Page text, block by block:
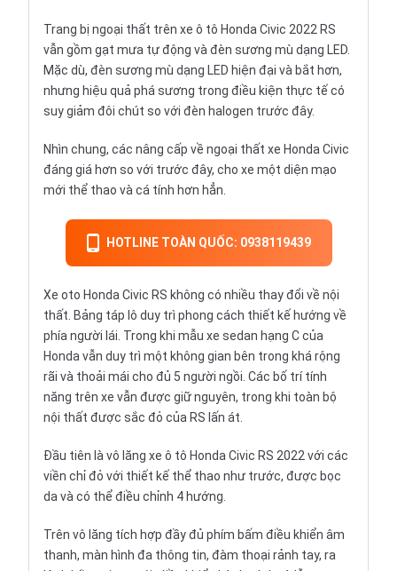
Trang bị ngoại thất trên xe ô tô Honda Civic 2022 RS
vẫn gồm gạt mưa tự động và đèn sương mù dạng LED.
Mặc dù, đèn sương mù dạng LED hiện đại và bắt hơn,
nhưng hiệu quả phá sương trong điều kiện thực tế có
suy giảm đôi chút so với đèn halogen trước đây.
Nhìn chung, các nâng cấp về ngoại thất xe Honda Civic
đáng giá hơn so với trước đây, cho xe một diện mạo
mới thể thao và cá tính hơn hẳn.
HOTLINE TOÀN QUỐC: 0938119439
Xe oto Honda Civic RS không có nhiều thay đổi về nội
thất. Bảng táp lô duy trì phong cách thiết kế hướng về
phía người lái. Trong khi mẫu xe sedan hạng C của
Honda vẫn duy trì một không gian bên trong khá rộng
rãi và thoải mái cho đủ 5 người ngồi. Các bố trí tính
năng trên xe vẫn được giữ nguyên, trong khi toàn bộ
nội thất được sắc đỏ của RS lấn át.
Đầu tiên là vô lăng xe ô tô Honda Civic RS 2022 với các
viền chỉ đỏ với thiết kế thể thao như trước, được bọc
da và có thể điều chỉnh 4 hướng.
Trên vô lăng tích hợp đầy đủ phím bấm điều khiển âm
thanh, màn hình đa thông tin, đàm thoại rảnh tay, ra